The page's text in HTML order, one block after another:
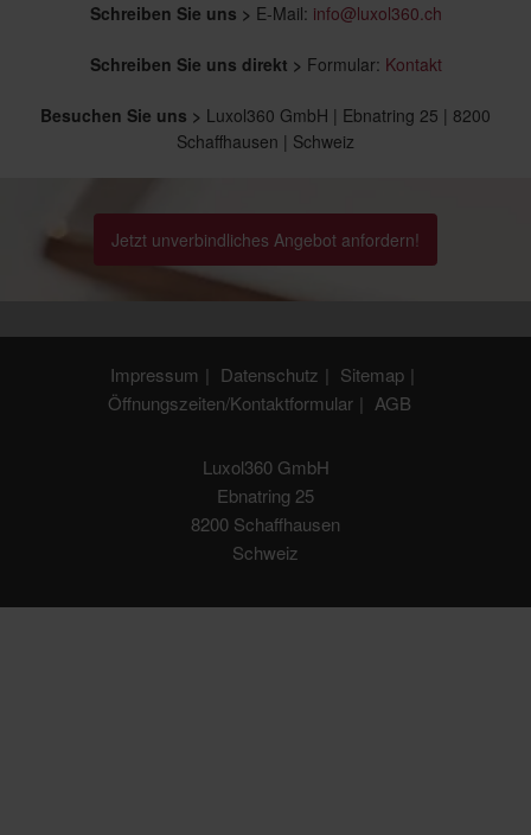
Schreiben Sie uns > E-Mail: info@luxol360.ch
Schreiben Sie uns direkt > Formular: Kontakt
Besuchen Sie uns > Luxol360 GmbH | Ebnatring 25 | 8200
Schaffhausen | Schweiz
Jetzt unverbindliches Angebot anfordern!
Impressum Datenschutz
Sitemap
Öffnungszeiten/Kontaktformular
AGB
Luxol360 GmbH
Ebnatring 25
8200 Schaffhausen
Schweiz